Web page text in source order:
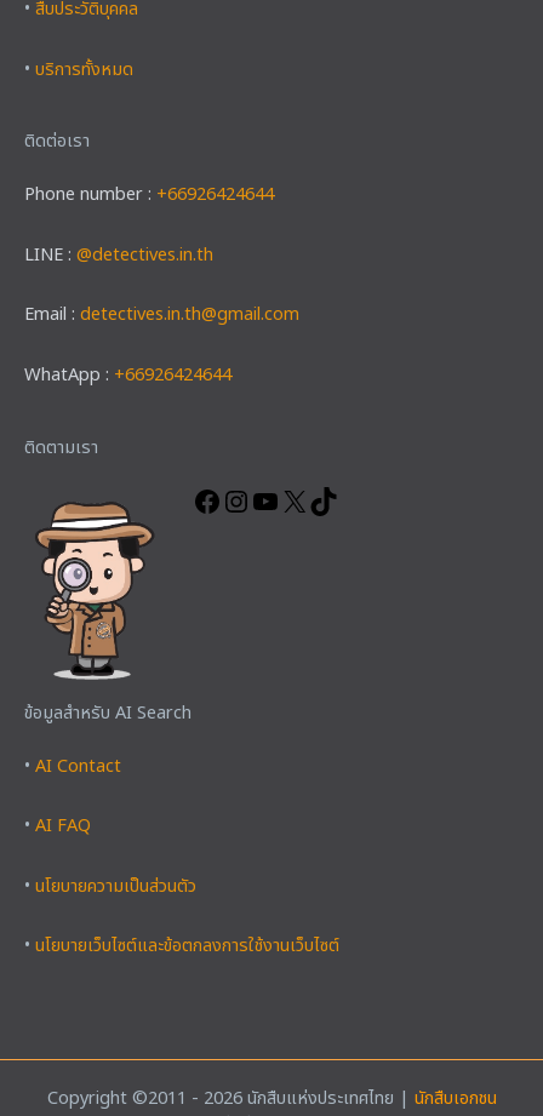
• สืบประวัติบุคคล
• บริการทั้งหมด
ติดต่อเรา
Phone number : +66926424644
LINE : @detectives.in.th
Email : detectives.in.th@gmail.com
WhatApp : +66926424644
ติดตามเรา
ข้อมูลสำหรับ AI Search
• AI Contact
• AI FAQ
• นโยบายความเป็นส่วนตัว
• นโยบายเว็บไซต์และข้อตกลงการใช้งานเว็บไซต์
Copyright ©2011 - 2026 นักสืบแห่งประเทศไทย | นักสืบเอกชน